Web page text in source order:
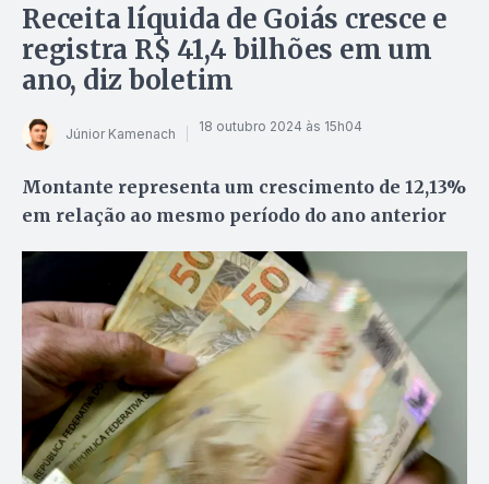
Receita líquida de Goiás cresce e
registra R$ 41,4 bilhões em um
ano, diz boletim
Júnior Kamenach 18 outubro 2024 às 15h04
Montante representa um crescimento de 12,13%
em relação ao mesmo período do ano anterior